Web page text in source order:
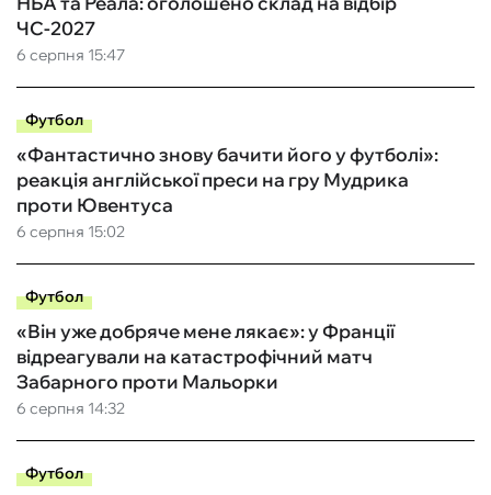
6 серпня 15:47
ЧС-2027
Футбол
6 серпня 15:02
«Фантастично знову бачити його у футболі»:
реакція англійської преси на гру Мудрика
проти Ювентуса
Футбол
6 серпня 14:32
«Він уже добряче мене лякає»: у Франції
відреагували на катастрофічний матч
Забарного проти Мальорки
Футбол